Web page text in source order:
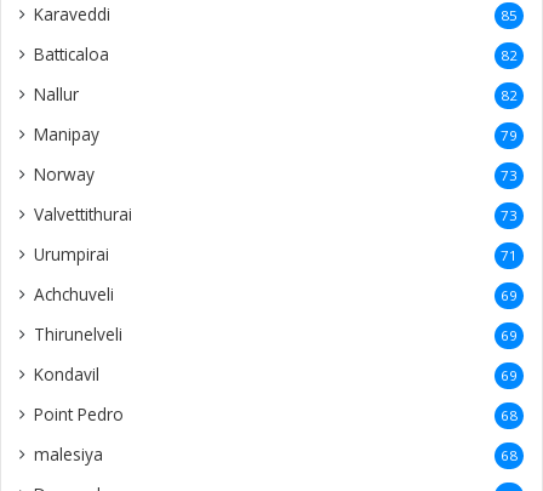
Karaveddi 85
Batticaloa 82
Nallur 82
Manipay 79
Norway 73
Valvettithurai 73
Urumpirai 71
Achchuveli 69
Thirunelveli 69
Kondavil 69
Point Pedro 68
malesiya 68